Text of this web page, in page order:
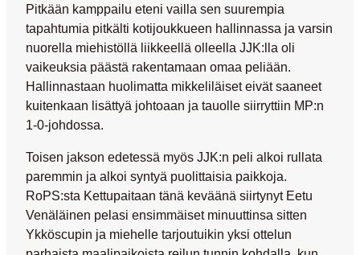
Pitkään kamppailu eteni vailla sen suurempia
tapahtumia pitkälti kotijoukkueen hallinnassa ja varsin
nuorella miehistöllä liikkeellä olleella JJK:lla oli
vaikeuksia päästä rakentamaan omaa peliään.
Hallinnastaan huolimatta mikkeliläiset eivät saaneet
kuitenkaan lisättyä johtoaan ja tauolle siirryttiin MP:n
1-0-johdossa.
Toisen jakson edetessä myös JJK:n peli alkoi rullata
paremmin ja alkoi syntyä puolittaisia paikkoja.
RoPS:sta Kettupaitaan tänä keväänä siirtynyt Eetu
Venäläinen pelasi ensimmäiset minuuttinsa sitten
Ykköscupin ja miehelle tarjoutuikin yksi ottelun